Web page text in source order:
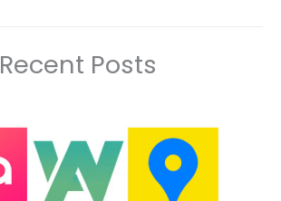
Recent Posts